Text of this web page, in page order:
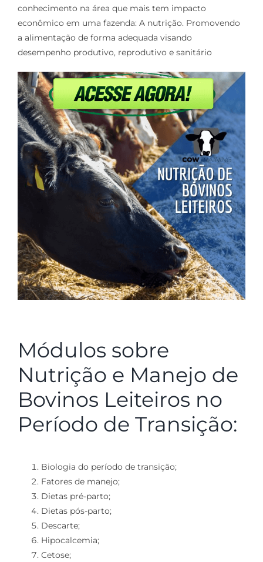
conhecimento na área que mais tem impacto
econômico em uma fazenda: A nutrição. Promovendo
a alimentação de forma adequada visando
desempenho produtivo, reprodutivo e sanitário
Módulos sobre
Nutrição e Manejo de
Bovinos Leiteiros no
Período de Transição:
Biologia do período de transição;
Fatores de manejo;
Dietas pré-parto;
Dietas pós-parto;
Descarte;
Hipocalcemia;
Cetose;